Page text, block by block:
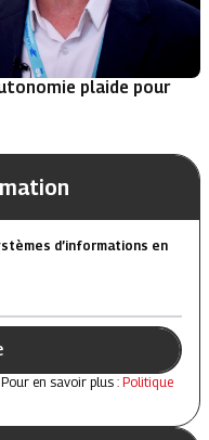
plaide pour
d’informations en
en savoir plus : Politique